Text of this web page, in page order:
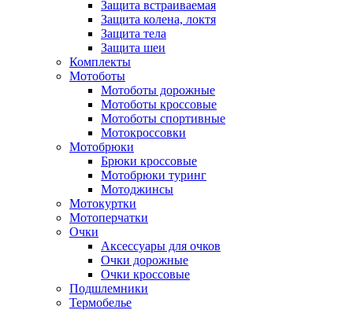
Защита встраиваемая
Защита колена, локтя
Защита тела
Защита шеи
Комплекты
Мотоботы
Мотоботы дорожные
Мотоботы кроссовые
Мотоботы спортивные
Мотокроссовки
Мотобрюки
Брюки кроссовые
Мотобрюки туринг
Мотоджинсы
Мотокуртки
Мотоперчатки
Очки
Аксессуары для очков
Очки дорожные
Очки кроссовые
Подшлемники
Термобелье